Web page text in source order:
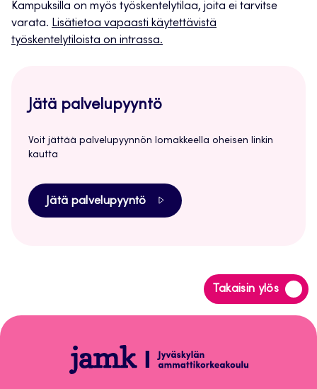
Kampuksilla on myös työskentelytilaa, joita ei tarvitse
varata. Lisätietoa vapaasti käytettävistä
työskentelytiloista on intrassa.
Jätä palvelupyyntö
Voit jättää palvelupyynnön lomakkeella oheisen linkin
kautta
Jätä palvelupyyntö
Takaisin ylös
Siirry
takaisin
Peppi